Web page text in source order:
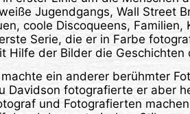
Jugendgangs, Wall Street
coole Discoqueens,
Serie, die er in Farbe
Hilfe der Bilder die
ein anderer berühmter
Davidson fotografierte er aber
und Fotografierten